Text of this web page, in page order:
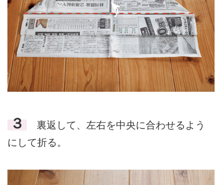
３
裏返して、左右を中央に合わせるよう
にして折る。